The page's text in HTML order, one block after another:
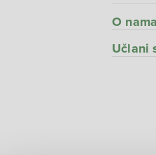
O nama
Učlani